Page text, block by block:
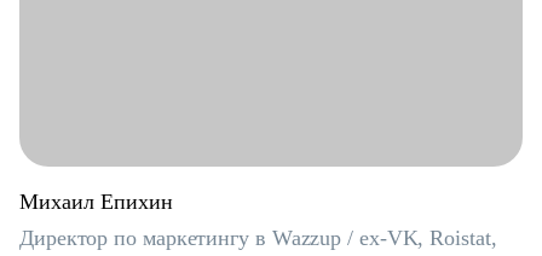
Михаил Епихин
Директор по маркетингу в Wazzup / ex-VK, Roistat,